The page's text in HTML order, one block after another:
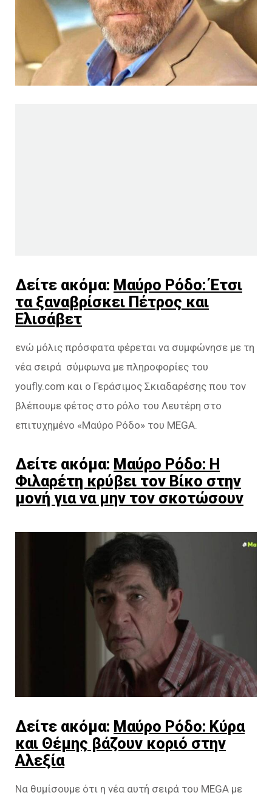
Δείτε ακόμα: Μαύρο Ρόδο: Έτσι
τα ξαναβρίσκει Πέτρος και
Ελισάβετ
ενώ μόλις πρόσφατα φέρεται να συμφώνησε με τη
νέα σειρά σύμφωνα με πληροφορίες του
youfly.com και ο Γεράσιμος Σκιαδαρέσης που τον
βλέπουμε φέτος στο ρόλο του Λευτέρη στο
επιτυχημένο «Μαύρο Ρόδο» του MEGA.
Δείτε ακόμα: Μαύρο Ρόδο: Η
Φιλαρέτη κρύβει τον Βίκο στην
μονή για να μην τον σκοτώσουν
Δείτε ακόμα: Μαύρο Ρόδο: Κύρα
και Θέμης βάζουν κοριό στην
Αλεξία
Να θυμίσουμε ότι η νέα αυτή σειρά του MEGA με